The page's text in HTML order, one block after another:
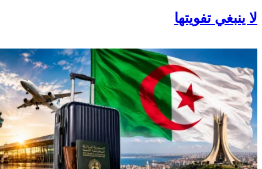
لا ينبغي تفويتها